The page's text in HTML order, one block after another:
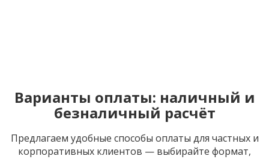
Варианты оплаты: наличный и
безналичный расчёт
Предлагаем удобные способы оплаты для частных и
корпоративных клиентов — выбирайте формат,